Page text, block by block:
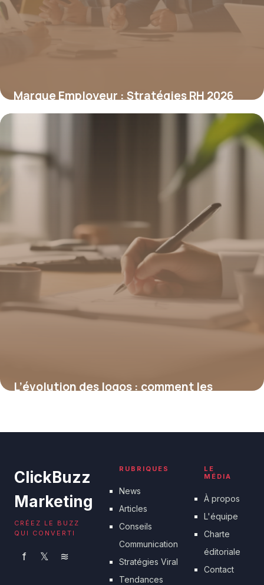
Marque Employeur : Stratégies RH 2026
7 mai 2026
L’évolution des logos : comment les
ClickBuzz
Marketing
CRÉEZ LE BUZZ
QUI CONVERTI
f 𝕏 ≋
RUBRIQUES
News
Articles
Conseils
Communication
Stratégies Viral
Tendances
LE
MÉDIA
À propos
L'équipe
Charte
éditoriale
Contact